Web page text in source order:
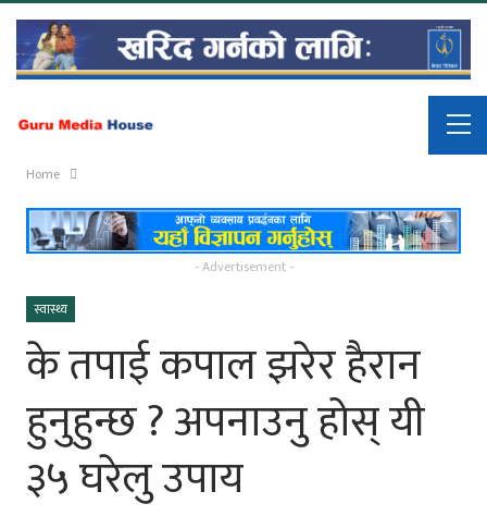
Home
- Advertisement -
स्वास्थ्य
के तपाई कपाल झरेर हैरान
हुनुहुन्छ ? अपनाउनु होस् यी
३५ घरेलु उपाय